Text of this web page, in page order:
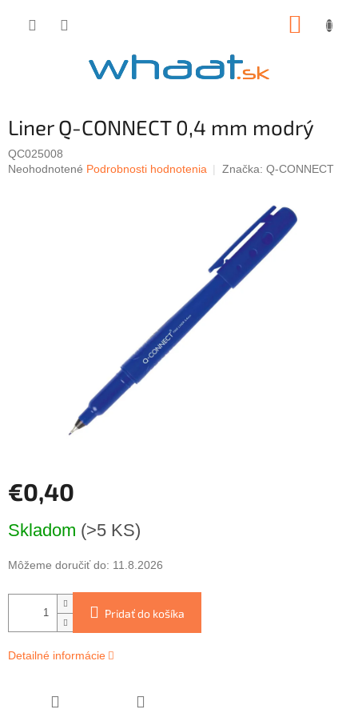
Liner Q-CONNECT 0,4 mm modrý
QC025008
Priemerné
Neohodnotené Podrobnosti hodnotenia Značka: Q-CONNECT
€0,40
cena:
Skladom (>5 KS)
Môžeme doručiť do: 11.8.2026
Pridať do košíka
Detailné informácie